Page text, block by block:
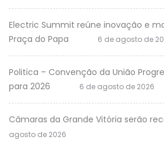
Electric Summit reúne inovação e
Praça do Papa
6 de agosto de
Politica – Convenção da União
para 2026
6 de agosto de 2026
Câmaras da Grande Vitória serão
agosto de 2026